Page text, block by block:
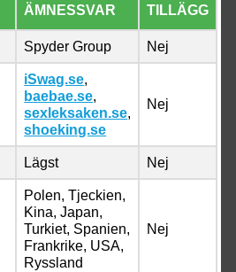
ÄMNESSVAR TILLÄGG
Spyder Group Nej
iSwag.se,
baebae.se,
sexleksaken.se,
shoeking.se
Nej
Lägst Nej
Polen, Tjeckien,
Kina, Japan,
Turkiet, Spanien,
Frankrike, USA,
Ryssland
Nej